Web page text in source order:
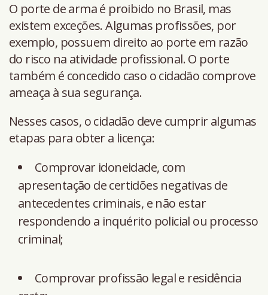
O porte de arma é proibido no Brasil, mas
existem exceções. Algumas profissões, por
exemplo, possuem direito ao porte em razão
do risco na atividade profissional. O porte
também é concedido caso o cidadão comprove
ameaça à sua segurança.
Nesses casos, o cidadão deve cumprir algumas
etapas para obter a licença:
Comprovar idoneidade, com
apresentação de certidões negativas de
antecedentes criminais, e não estar
respondendo a inquérito policial ou processo
criminal;
Comprovar profissão legal e residência